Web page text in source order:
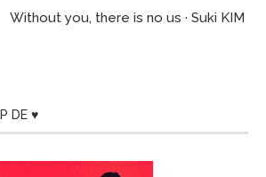
Without you, there is no us · Suki KIM
DE ♥